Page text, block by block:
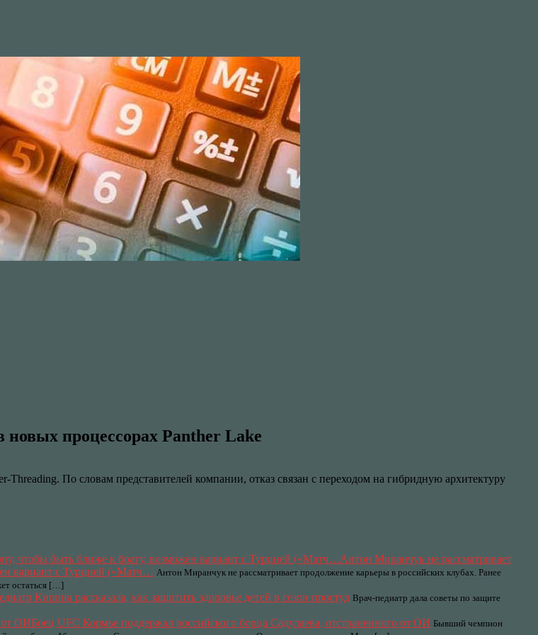
процессорах Panther Lake
По словам представителей компании, отказ связан с переходом на гибридную архитектуру
Антон Миранчук не рассматривает
вариант с Турцией («Матч… Антон Миранчук не рассматривает продолжение карьеры в российских клубах. Ранее
остаться […]
Кирина рассказала, как защитить здоровье детей в сезон простуд Врач-педиатр дала советы по защите
Боец UFC Кормье поддержал российского борца Садулаева, отстраненного от ОИ Бывший чемпион